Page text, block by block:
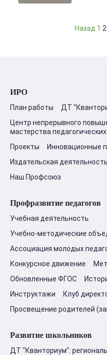
Назад 1 2
ИРО
План работы ДТ
Центр непрерывного
мастерства
Проекты
Инновационные
Издательская деятельность
Наш Профсоюз
Профразвитие педагогов
Учебная деятельность
Учебно-методические
Ассоциация молодых
Конкурсное движение
Обновленные ФГОС
Инструктажи
Клуб
Просвещение родителей
Развитие школьников
ДТ "Кванториум":